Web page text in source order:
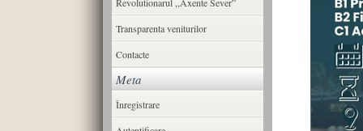
Transparenta veniturilor
Contacte
Meta
Înregistrare